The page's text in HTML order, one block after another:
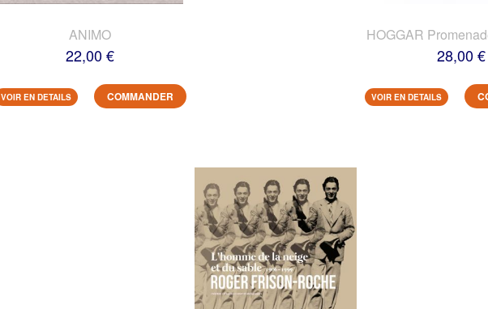
ANIMO
22,00 €
VOIR EN DETAILS COMMANDER
HOGGAR
28,00 €
VOIR EN DETAILS